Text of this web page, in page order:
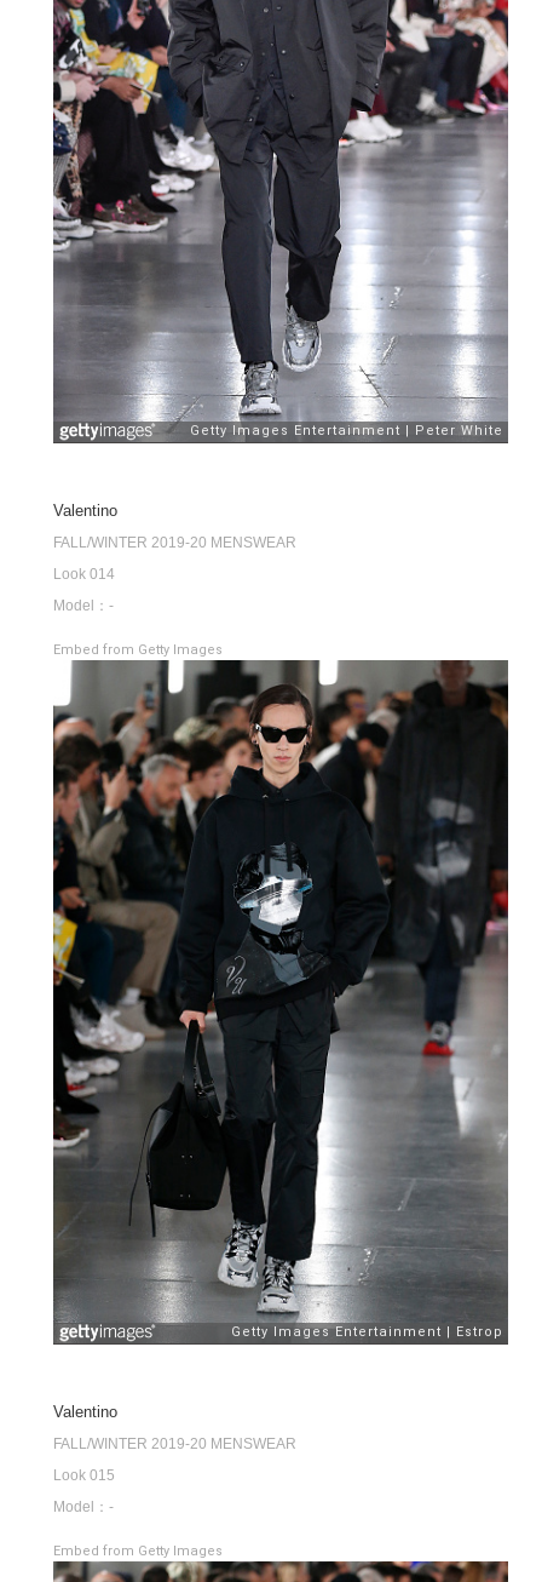
Valentino
FALL/WINTER 2019-20 MENSWEAR
Look 014
Model：-
Embed from Getty Images
Valentino
FALL/WINTER 2019-20 MENSWEAR
Look 015
Model：-
Embed from Getty Images